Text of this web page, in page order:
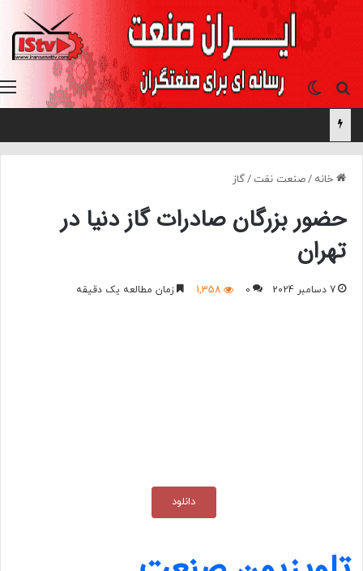
جستجو برایتغییر پوسته
خانه /صنعت نفت /گاز
حضور بزرگان صادرات گاز دنیا در
تهران
7 دسامبر 2024 0
1,358 زمان مطالعه یک دقیقه
دانلود